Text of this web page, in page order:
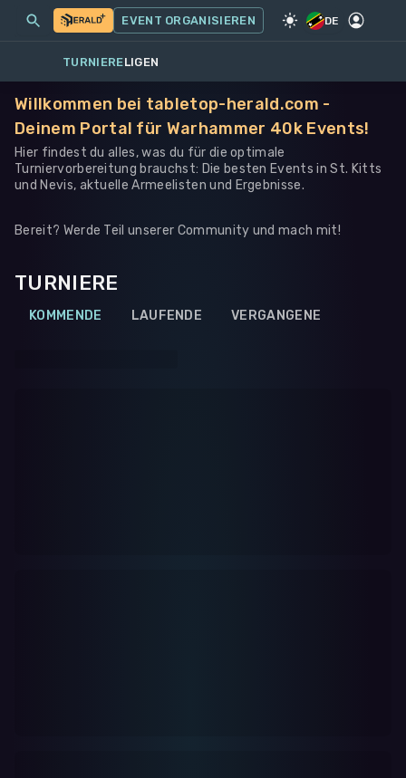
SPIEL·WARHAMMER 40K
MEINE EVENTS MEHR
EVENT ORGANISIEREN DE
TURNIERELIGEN
Willkommen bei tabletop-herald.com -
Deinem Portal für Warhammer 40k Events!
Hier findest du alles, was du für die optimale
Turniervorbereitung brauchst: Die besten Events in St. Kitts
und Nevis, aktuelle Armeelisten und Ergebnisse.
Bereit? Werde Teil unserer Community und mach mit!
TURNIERE
KOMMENDE LAUFENDE VERGANGENE